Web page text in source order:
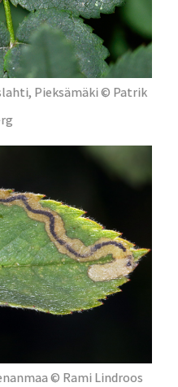
Pieksämäki © Patrik
© Rami Lindroos